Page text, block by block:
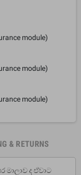
module)
module)
module)
& RETURNS
මාලාව ද ඒවාට